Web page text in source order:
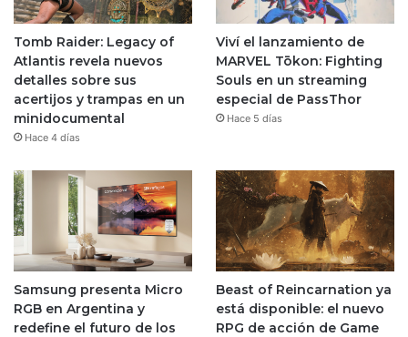
Tomb Raider: Legacy of
Atlantis revela nuevos
detalles sobre sus
acertijos y trampas en un
minidocumental
Hace 4 días
Viví el lanzamiento de
MARVEL Tōkon: Fighting
Souls en un streaming
especial de PassThor
Hace 5 días
Samsung presenta Micro
RGB en Argentina y
redefine el futuro de los
Beast of Reincarnation ya
está disponible: el nuevo
RPG de acción de Game